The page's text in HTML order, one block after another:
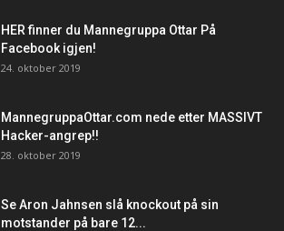
HER finner du Mannegruppa Ottar På
Facebook igjen!
24. oktober 2019
MannegruppaOttar.com nede etter MASSIVT
Hacker-angrep!!
28. oktober 2019
Se Aron Jahnsen slå knockout på sin
motstander på bare 12...